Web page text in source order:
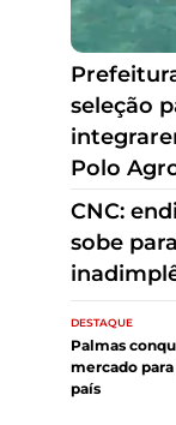
CNC:
sobe
seleção
Polo
DESTAQUE
Palmas
mercado
país